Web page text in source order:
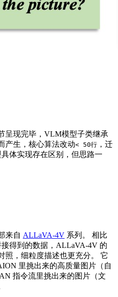
呈现完毕，VLM模型子类继承
产生，核心算法改动< 50行 ，迁
体实现存在区别，但思路一
来自 ALLaVA-4V 系列。 相比
得到的数据，ALLaVA-4V 的
照，细粒度描述也更充分。 它
里挑出来的高质量图片（自
指令流里挑出来的图片（文